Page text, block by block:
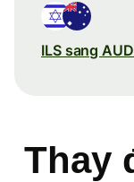
ILS sang AUD
Thay